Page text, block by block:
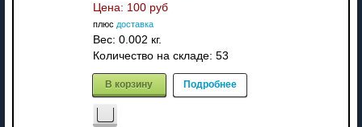
Цена: 100 руб
плюс доставка
Вес: 0.002 кг.
Количество на складе: 53
В корзину Подробнее